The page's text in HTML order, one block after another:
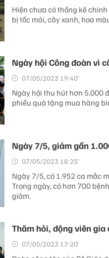
Hiện chưa có thống kê
bị tốc mái, cây xanh, hoa
Ngày hội Công đoàn vì
07/05/2023 19:40’
Ngày hội thu hút hơn 5.000
phiếu quà tặng mua hàng
Ngày 7/5, giảm gần
07/05/2023 18:25’
Ngày 7/5, có 1.952 ca mắc
Trong ngày, có hơn 700
giảm.
Thăm hỏi, động viên gia
07/05/2023 17:20’